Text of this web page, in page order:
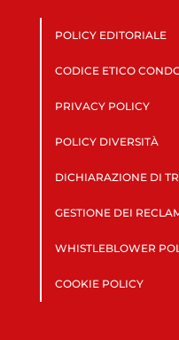
POLICY EDITORIALE
CODICE ETICO
PRIVACY POLICY
POLICY DIVERSITÀ
DICHIARAZIONE DI
GESTIONE DEI
WHISTLEBLOWER
COOKIE POLICY